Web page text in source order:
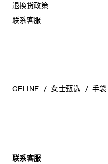
- 防止潮湿；避免接触液体、
如果您的手袋不慎接触到水
的浅色吸水布轻轻擦拭；
退换货政策
联系客服
CELINE 女士甄选 手袋
联系客服